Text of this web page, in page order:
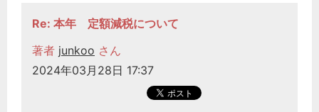
Re: 本年 定額減税について
著者 junkoo さん
2024年03月28日 17:37